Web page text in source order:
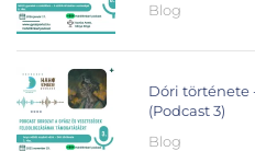
Blog
Dóri története
(Podcast 3)
Blog